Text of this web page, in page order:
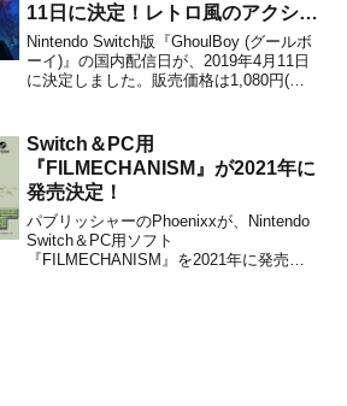
11日に決定！レトロ風のアクショ
ンプラットフォーマー
Nintendo Switch版『GhoulBoy (グールボ
ーイ)』の国内配信日が、2019年4月11日
に決定しました。販売価格は1,080円(税
インディー開発者Serkan Bakar氏...
Switch＆PC用
『FILMECHANISM』が2021年に
発売決定！
パブリッシャーのPhoenixxが、Nintendo
Switch＆PC用ソフト
『FILMECHANISM』を2021年に発売す